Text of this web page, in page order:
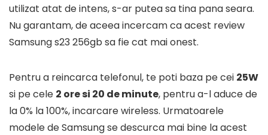
utilizat atat de intens, s-ar putea sa tina pana seara.
Nu garantam, de aceea incercam ca acest review
Samsung s23 256gb sa fie cat mai onest.
Pentru a reincarca telefonul, te poti baza pe cei 25W
si pe cele 2 ore si 20 de minute, pentru a-l aduce de
la 0% la 100%, incarcare wireless. Urmatoarele
modele de Samsung se descurca mai bine la acest